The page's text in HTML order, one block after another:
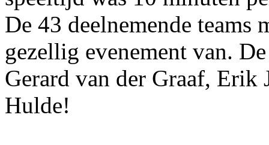
De 43 deelnemende teams
gezellig evenement van.
Gerard van der Graaf, Erik
Hulde!